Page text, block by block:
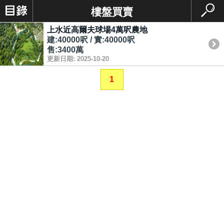
樓盤買賣
上水近高爾夫球場4萬呎農地
建:40000呎 / 實:40000呎
售:3400萬
更新日期: 2025-10-20
1